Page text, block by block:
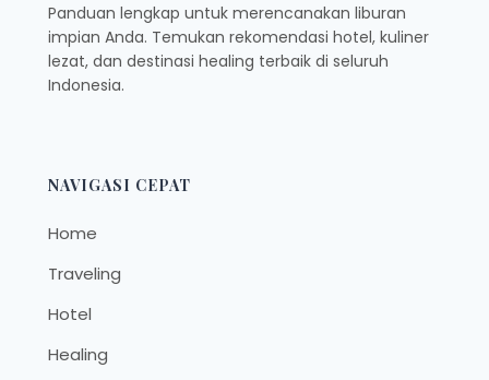
Panduan lengkap untuk merencanakan liburan
impian Anda. Temukan rekomendasi hotel, kuliner
lezat, dan destinasi healing terbaik di seluruh
Indonesia.
NAVIGASI CEPAT
Home
Traveling
Hotel
Healing